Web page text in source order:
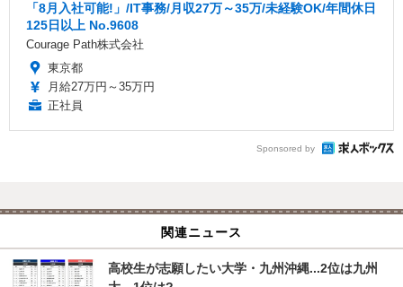
「8月入社可能!」/IT事務/月収27万～35万/未経験OK/年間休日
125日以上 No.9608
Courage Path株式会社
東京都
月給27万円～35万円
正社員
Sponsored by
関連ニュース
高校生が志願したい大学・九州沖縄...2位は九州